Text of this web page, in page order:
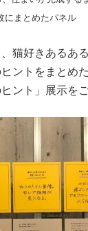
にまとめたパネル
猫好きあるあ
ントをまとめ
ント」展示をご